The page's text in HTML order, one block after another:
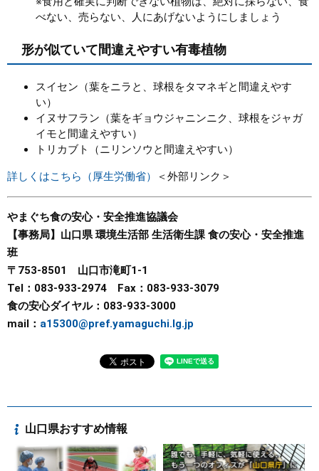
べない、売らない、人にあげないようにしましょう
形が似ていて間違えやすい有毒植物
スイセン（葉をニラと、球根をタマネギと間違えやす
い）
イヌサフラン（葉をギョウジャニンニク、球根をジャガ
イモと間違えやすい）
トリカブト（ニリンソウと間違えやすい）
詳しくはこちら（厚生労働省） ＜外部リンク＞
やまぐち食の安心・安全推進協議会
【事務局】山口県 環境生活部 生活衛生課 食の安心・安全推進
班
〒753-8501 山口市滝町1-1
Tel：083-933-2974 Fax：083-933-3079
食の安心ダイヤル：083-933-3000
mail： a15300@pref.yamaguchi.lg.jp
山口県おすすめ情報